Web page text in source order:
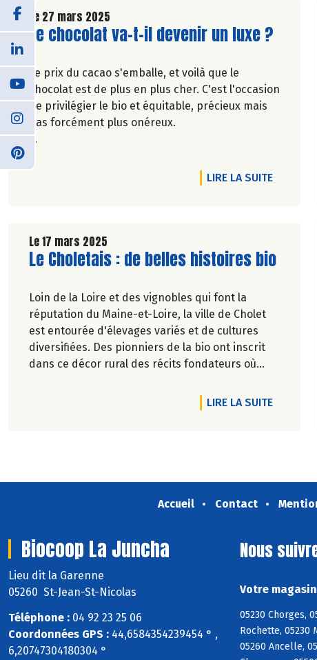
Le 27 mars 2025
Lire la suite de l'article
Le chocolat va-t-il devenir un luxe ?
Le prix du cacao s'emballe, et voilà que le
chocolat est de plus en plus cher. C'est l'occasion
de privilégier le bio et équitable, précieux mais
pas forcément plus onéreux.
LIRE LA SUITEDE
Le 17 mars 2025
Lire la suite de l'article
Le Choletais : de belles histoires bio
Loin de la Loire et des vignobles qui font la
réputation du Maine-et-Loire, la ville de Cholet
est entourée d'élevages variés et de cultures
diversifiées. Des pionniers de la bio ont inscrit
dans ce décor rural des récits fondateurs où
LIRE LA SUITEDE
Accueil Contact
Biocoop La Juncha
Lieu dit la Garenne
05260 St-Jean-St-Nicolas
Téléphone : 04 92 23 25 06
Coordonnées GPS : 44,6584354239454 ° ,
6,20747304180304 °
Nous
Votre
05230 Chorges,
Rochette, 05230
05260 Ancelle,